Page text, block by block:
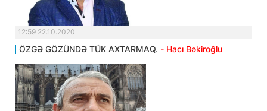
12:59 22.10.2020
ÖZGƏ GÖZÜNDƏ TÜK AXTARMAQ. - Hacı Bəkiroğlu